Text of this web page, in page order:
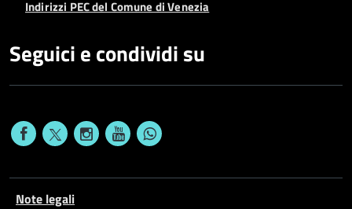
Indirizzi PEC del Comune di Venezia
Seguici e condividi su
Note legali